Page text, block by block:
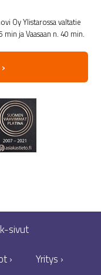
Oy Ylistarossa valtatie
ja Vaasaan n. 40 min.
sivut
› Yritys ›